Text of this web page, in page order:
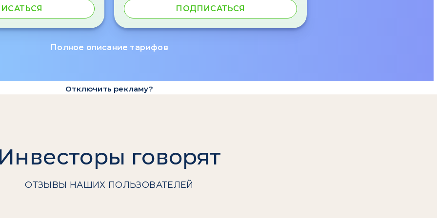
ПОДПИСАТЬСЯ
Полное описание тарифов
Отключить рекламу?
говорят
ОТЗЫВЫ НАШИХ ПОЛЬЗОВАТЕЛЕЙ